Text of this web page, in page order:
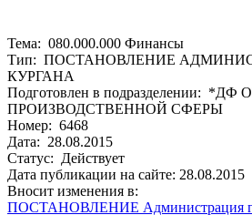
Тема: 080.000.000 Финансы
Тип: ПОСТАНОВЛЕНИЕ
КУРГАНА
Подготовлен в подразделении: *ДФ
ПРОИЗВОДСТВЕННОЙ СФЕРЫ
Номер: 6468
Дата: 28.08.2015
Статус: Действует
Дата публикации на сайте: 28.08.2015
Вносит изменения в:
ПОСТАНОВЛЕНИЕ Администрация